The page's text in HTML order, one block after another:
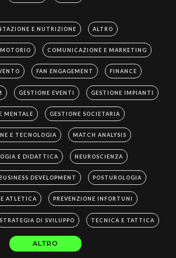
E NUTRIZIONE ALTRO
COMUNICAZIONE E MARKETING
FAN ENGAGEMENT FINANCE
GESTIONE EVENTI GESTIONE IMPIANTI
MENTALE GESTIONE SOCIETARIA
E TECNOLOGIA MATCH ANALYSIS
E DIDATTICA NEUROSCIENZA
DEVELOPMENT POSTUROLOGIA
ATLETICA PREVENZIONE INFORTUNI
STRATEGIA DI SVILUPPO TECNICA E TATTICA
ALTRO